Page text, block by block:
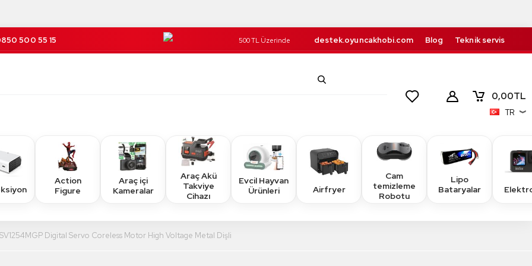
500 55 15 500 TL Üzerinde destek.oyuncakhobi.com Blog Teknik servis
0,00TL
TR
Action
Figure
Araç içi
Kameralar
Araç Akü
Takviye
Cihazı
Evcil Hayvan
Ürünleri
Airfryer
Cam
temizleme
Robotu
Lipo
Bataryalar
Digital Servo Coreless Motor High Voltage Metal Dişli